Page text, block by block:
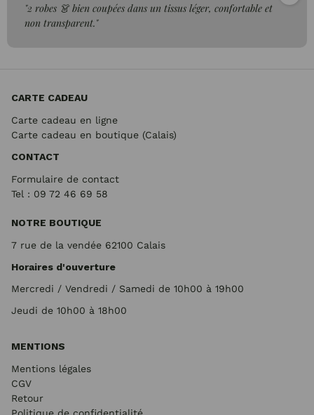
"2 robes 👗 bien coupées dans un tissus léger, confortable et
non transparent."
CARTE CADEAU
Carte cadeau en ligne
Carte cadeau en boutique (Calais)
CONTACT
Formulaire de contact
Tel : 09 72 46 69 58
NOTRE BOUTIQUE
7 rue de la vendée 62100 Calais
Horaires d'ouverture
Mercredi / Vendredi / Samedi de 10h00 à 19h00
Jeudi de 10h00 à 18h00
MENTIONS
Mentions légales
CGV
Retour